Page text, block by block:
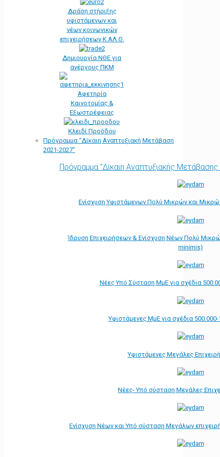
Δράση στήριξης
υφιστάμενων και
νέων κοινωνικών
επιχειρήσεων Κ.ΑΛ.Ο.
Δημιουργία ΝΘΕ για
ανέργους ΠΚΜ
Αφετηρία
Kαινοτομίας &
Εξωστρέφειας
Κλειδί Προόδου
Πρόγραμμα “Δίκαιη Αναπτυξιακή Μετάβαση
2021-2027”
Πρόγραμμα "Δίκαιη Αναπτυξιακής
Ενίσχυση Υφιστάμενων Πολύ Μικρών και
Ίδρυση Επιχειρήσεων & Ενίσχυση Νέων Πολύ
minimis)
Νέες Υπό Σύσταση ΜμΕ για σχέδια
Υφιστάμενες ΜμΕ για σχέδια
Υφιστάμενες Μεγάλες
Νέες- Υπό σύσταση Μεγάλες
Ενίσχυση Νέων και Υπό σύσταση Μεγάλων